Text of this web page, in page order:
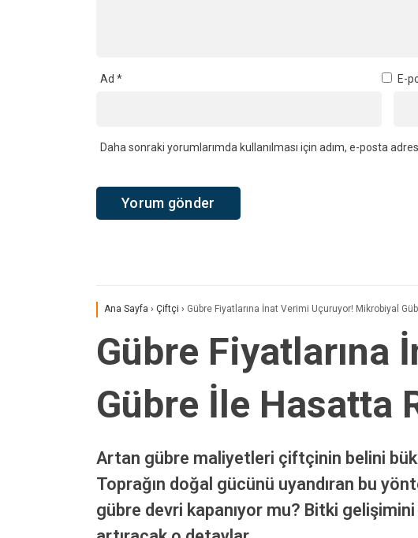
Ad * E-
Daha sonraki yorumlarımda kullanılması için adım, e-posta
Ana Sayfa › Çiftçi › Gübre Fiyatlarına İnat Verimi Uçuruyor! Mikrobiyal
Gübre
Gübre İle Hasatta
Artan gübre maliyetleri çiftçinin belini
Toprağın doğal gücünü uyandıran bu
gübre devri kapanıyor mu? Bitki gelişimini